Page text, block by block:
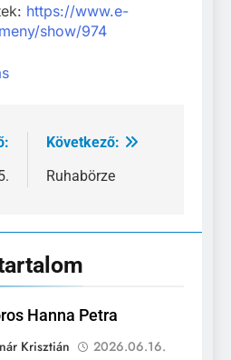
https://www.e-
show/974
Következő:
Ruhabörze
Hanna Petra
Krisztián
2026.06.16.